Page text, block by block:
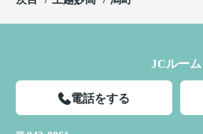
JCルーム
電話をする